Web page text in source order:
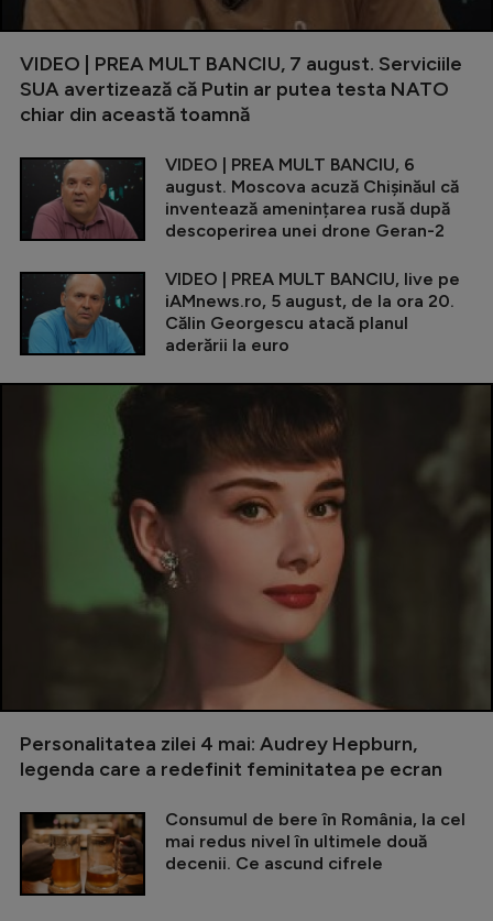
VIDEO | PREA MULT BANCIU, 7 august. Serviciile
SUA avertizează că Putin ar putea testa NATO
chiar din această toamnă
VIDEO | PREA MULT BANCIU, 6
august. Moscova acuză Chișinăul că
inventează amenințarea rusă după
descoperirea unei drone Geran-2
VIDEO | PREA MULT BANCIU, live pe
iAMnews.ro, 5 august, de la ora 20.
Călin Georgescu atacă planul
aderării la euro
Personalitatea zilei 4 mai: Audrey Hepburn,
legenda care a redefinit feminitatea pe ecran
Consumul de bere în România, la cel
mai redus nivel în ultimele două
decenii. Ce ascund cifrele